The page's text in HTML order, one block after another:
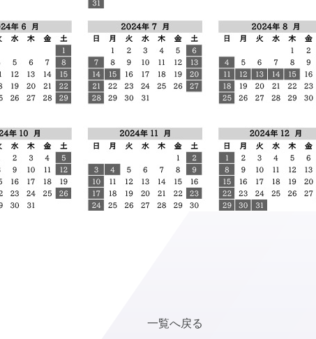
一覧へ戻る